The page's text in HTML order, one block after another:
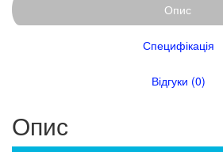
Опис
Специфікація
Відгуки (0)
Опис